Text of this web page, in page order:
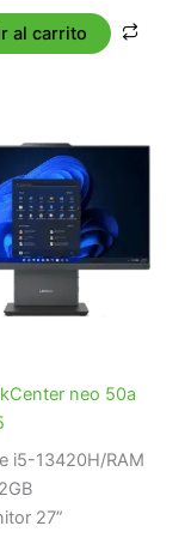
al carrito
neo 50a
i5-13420H/RAM
27”